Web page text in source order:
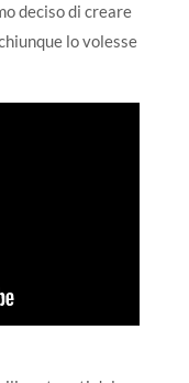
deciso di creare
lo volesse